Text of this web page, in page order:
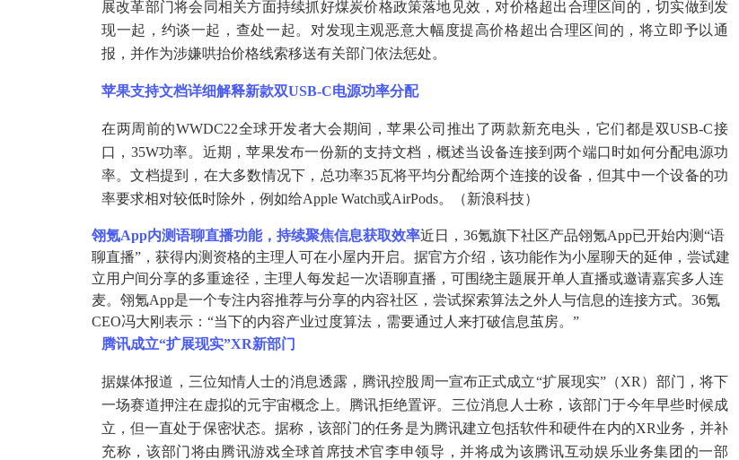
展改革部门将会同相关方面持续抓好煤炭价格政策落地见效，对价格超出合理区间的，切实做到发
现一起，约谈一起，查处一起。对发现主观恶意大幅度提高价格超出合理区间的，将立即予以通
报，并作为涉嫌哄抬价格线索移送有关部门依法惩处。
苹果支持文档详细解释新款双USB-C电源功率分配
在两周前的WWDC22全球开发者大会期间，苹果公司推出了两款新充电头，它们都是双USB-C接
口，35W功率。近期，苹果发布一份新的支持文档，概述当设备连接到两个端口时如何分配电源功
率。文档提到，在大多数情况下，总功率35瓦将平均分配给两个连接的设备，但其中一个设备的功
率要求相对较低时除外，例如给Apple Watch或AirPods。（新浪科技）
翎氪App内测语聊直播功能，持续聚焦信息获取效率近日， 36氪旗下社区产品翎氪App已开始内测“语
聊直播”，获得内测资格的主理人可在小屋内开启。据官方介绍，该功能作为小屋聊天的延伸，尝试建
立用户间分享的多重途径，主理人每发起一次语聊直播，可围绕主题展开单人直播或邀请嘉宾多人连
麦。翎氪App是一个专注内容推荐与分享的内容社区，尝试探索算法之外人与信息的连接方式。36氪
CEO冯大刚表示：“当下的内容产业过度算法，需要通过人来打破信息茧房。”
腾讯成立“扩展现实”XR新部门
据媒体报道，三位知情人士的消息透露，腾讯控股周一宣布正式成立“扩展现实”（XR）部门，将下
一场赛道押注在虚拟的元宇宙概念上。腾讯拒绝置评。三位消息人士称，该部门于今年早些时候成
立，但一直处于保密状态。据称，该部门的任务是为腾讯建立包括软件和硬件在内的XR业务，并补
充称，该部门将由腾讯游戏全球首席技术官李申领导，并将成为该腾讯互动娱乐业务集团的一部